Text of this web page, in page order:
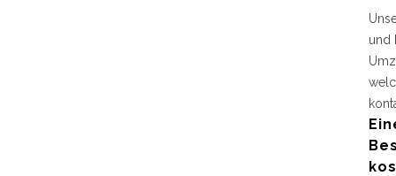
und